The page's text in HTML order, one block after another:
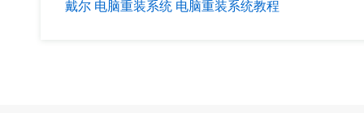
戴尔 电脑重装系统 电脑重装系统教程